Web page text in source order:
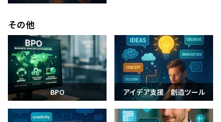
その他
BPO アイデア支援／創造ツール